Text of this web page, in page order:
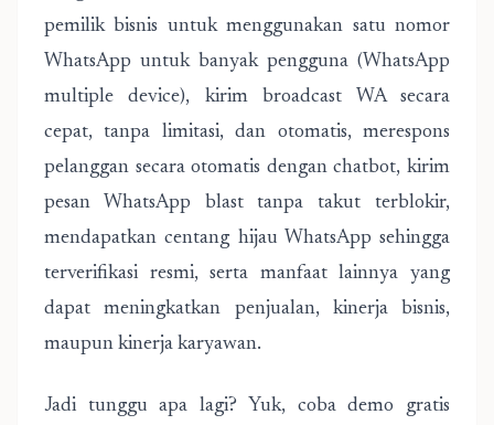
pemilik bisnis untuk menggunakan satu nomor
WhatsApp untuk banyak pengguna (WhatsApp
multiple device), kirim broadcast WA secara
cepat, tanpa limitasi, dan otomatis, merespons
pelanggan secara otomatis dengan chatbot, kirim
pesan WhatsApp blast tanpa takut terblokir,
mendapatkan centang hijau WhatsApp sehingga
terverifikasi resmi, serta manfaat lainnya yang
dapat meningkatkan penjualan, kinerja bisnis,
maupun kinerja karyawan.
Jadi tunggu apa lagi? Yuk, coba demo gratis